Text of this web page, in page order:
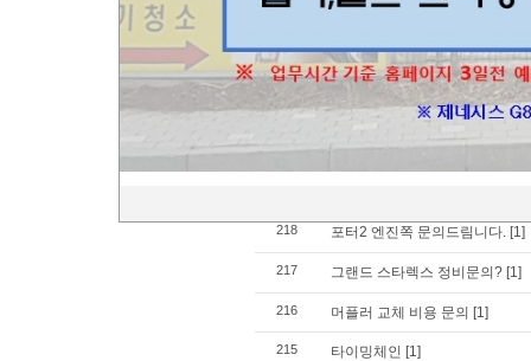
» 그랜드스타렉스 10년 문의드립
221 싼타페프라임 [1]
220 문의드려요~^^
218 포터2 엔진쪽 문의드림니다. [1]
217 그랜드 스타렉스 정비문의? [1]
216 머플러 교체 비용 문의 [1]
215 타이밍체인 [1]